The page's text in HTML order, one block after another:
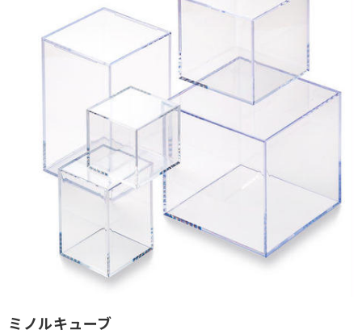
ミノルキューブ